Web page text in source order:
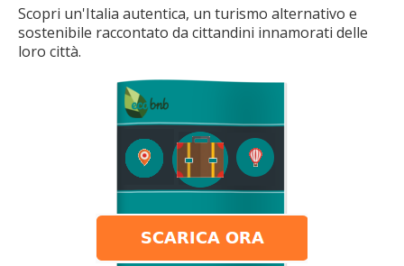
Scopri un'Italia autentica, un turismo alternativo e
sostenibile raccontato da cittandini innamorati delle
loro città.